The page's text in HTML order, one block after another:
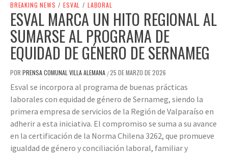
BREAKING NEWS / ESVAL / LABORAL
ESVAL MARCA UN HITO REGIONAL AL
SUMARSE AL PROGRAMA DE
EQUIDAD DE GÉNERO DE SERNAMEG
POR PRENSA COMUNAL VILLA ALEMANA /25 DE MARZO DE 2026
Esval se incorpora al programa de buenas prácticas
laborales con equidad de género de Sernameg, siendo la
primera empresa de servicios de la Región de Valparaíso en
adherir a esta iniciativa. El compromiso se suma a su avance
en la certificación de la Norma Chilena 3262, que promueve
igualdad de género y conciliación laboral, familiar y